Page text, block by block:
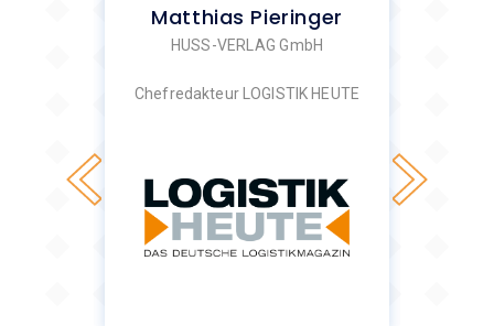
Matthias Pieringer
HUSS-VERLAG GmbH
Chefredakteur LOGISTIK HEUTE